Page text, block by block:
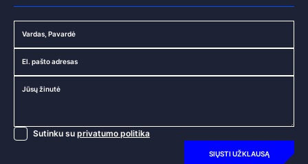
Sutinku su privatumo politika
SIŲSTI UŽKLAUSĄ